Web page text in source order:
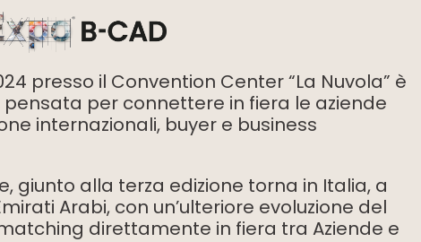
presso il Convention Center “La Nuvola” è
per connettere in fiera le aziende
internazionali, buyer e business
giunto alla terza edizione torna in Italia, a
Arabi, con un’ulteriore evoluzione del
direttamente in fiera tra Aziende e